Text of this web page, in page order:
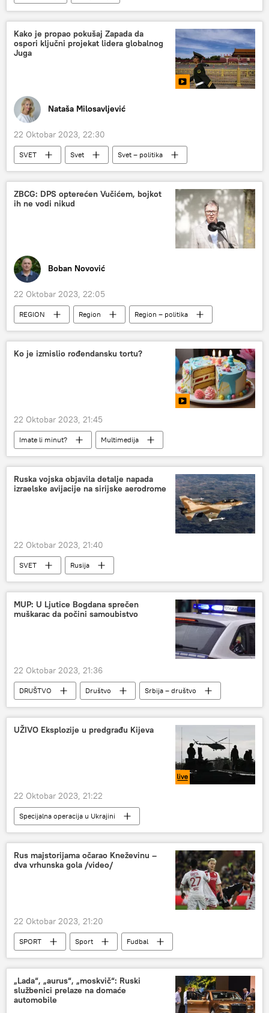
Specijalna vojna operacija u Ukrajini – vesti
haubica
Rusija – vojska i naoružanje
Kako je propao pokušaj Zapada da
ospori ključni projekat lidera globalnog
Juga
Nataša Milosavljević
22 Oktobar 2023, 22:30
SVET Svet
Svet – politika
Politika
Analize i mišljenja
Od četvrtka do četvrtka
ZBCG: DPS opterećen Vučićem, bojkot
ih ne vodi nikud
Boban Novović
22 Oktobar 2023, 22:05
REGION Region
Region – politika
Politika
Crna Gora Srbija
Ko je izmislio rođendansku tortu?
22 Oktobar 2023, 21:45
Imate li minut? Multimedija
Ruska vojska objavila detalje napada
izraelske avijacije na sirijske aerodrome
22 Oktobar 2023, 21:40
SVET
Rusija
izraelsko-palestinski sukob
Svet
Svet – politika
MUP: U Ljutice Bogdana sprečen
muškarac da počini samoubistvo
22 Oktobar 2023, 21:36
DRUŠTVO Društvo
Srbija – društvo
Srbija
UŽIVO Eksplozije u predgrađu Kijeva
22 Oktobar 2023, 21:22
Specijalna operacija u Ukrajini
Specijalna vojna operacija u Ukrajini – vesti
Specijalna vojna operacija u Ukrajini – uživo
Rusija
Ukrajina
Rus majstorijama očarao Kneževinu –
dva vrhunska gola /video/
22 Oktobar 2023, 21:20
SPORT Sport
Fudbal
Aleksandar Golovin
„Lada“, „aurus“, „moskvič“: Ruski
službenici prelaze na domaće
automobile